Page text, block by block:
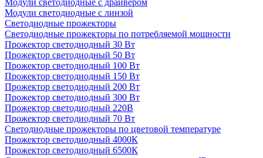
Модули светодиодные с драйвером
Модули светодиодные с линзой
Светодиодные прожекторы
Светодиодные прожекторы по потребляемой мощности
Прожектор светодиодный 30 Вт
Прожектор светодиодный 50 Вт
Прожектор светодиодный 100 Вт
Прожектор светодиодный 150 Вт
Прожектор светодиодный 200 Вт
Прожектор светодиодный 300 Вт
Прожектор светодиодный 220В
Прожектор светодиодный 70 Вт
Светодиодные прожекторы по цветовой температуре
Прожектор светодиодный 4000К
Прожектор светодиодный 6500К